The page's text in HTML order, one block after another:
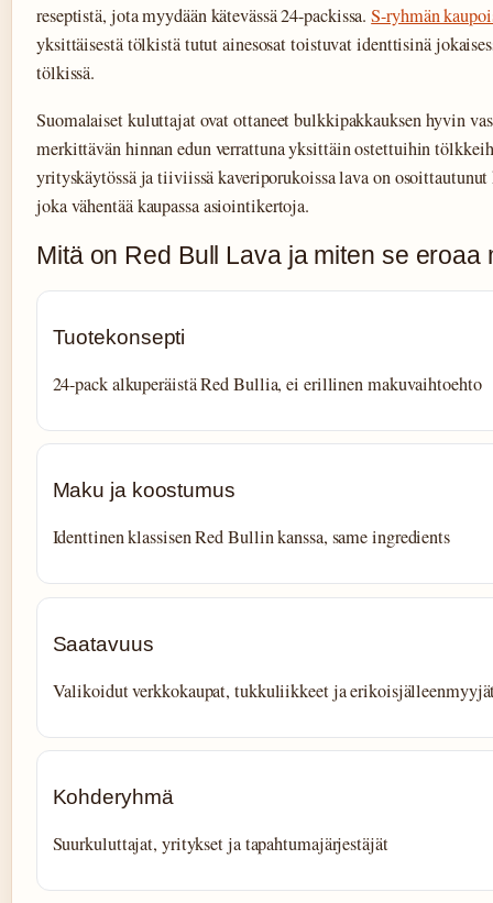
reseptistä, jota myydään kätevässä 24-packissa.S-ryhmän
yksittäisestä tölkistä tutut ainesosat toistuvat identtisinä
tölkissä.
Suomalaiset kuluttajat ovat ottaneet bulkkipakkauksen hyvin
merkittävän hinnan edun verrattuna yksittäin ostettuihin
yrityskäytössä ja tiiviissä kaveriporukoissa lava on
joka vähentää kaupassa asiointikertoja.
Mitä on Red Bull Lava ja miten se eroaa
Tuotekonsepti
24-pack alkuperäistä Red Bullia, ei erillinen makuvaihtoehto
Maku ja koostumus
Identtinen klassisen Red Bullin kanssa, same ingredients
Saatavuus
Valikoidut verkkokaupat, tukkuliikkeet ja
Kohderyhmä
Suurkuluttajat, yritykset ja tapahtumajärjestäjät